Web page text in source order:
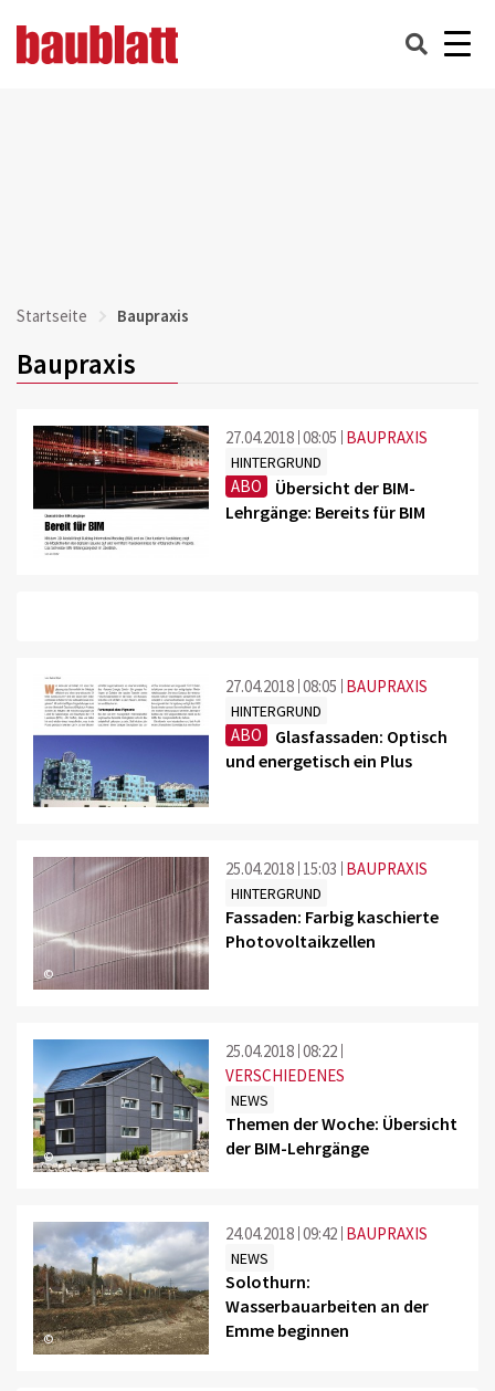
Startseite Baupraxis
Baupraxis
27.04.2018 08:05 BAUPRAXIS
HINTERGRUND
ABO
Übersicht der BIM-
Lehrgänge: Bereits für BIM
27.04.2018 08:05 BAUPRAXIS
HINTERGRUND
ABO
Glasfassaden: Optisch
und energetisch ein Plus
©
25.04.2018 15:03 BAUPRAXIS
HINTERGRUND
Fassaden: Farbig kaschierte
Photovoltaikzellen
©
25.04.2018 08:22
VERSCHIEDENES
NEWS
Themen der Woche: Übersicht
der BIM-Lehrgänge
©
24.04.2018 09:42 BAUPRAXIS
NEWS
Solothurn:
Wasserbauarbeiten an der
Emme beginnen